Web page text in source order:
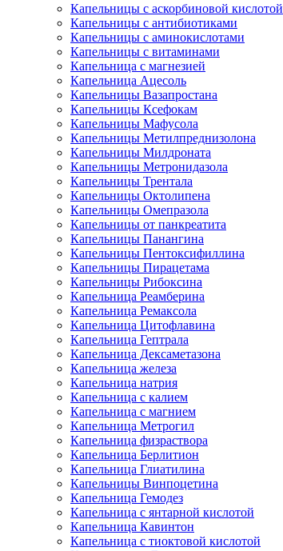
Капельницы с аскорбиновой кислотой
Капельницы с антибиотиками
Капельницы с аминокислотами
Капельницы с витаминами
Капельница с магнезией
Капельница Ацесоль
Капельницы Вазапростана
Капельницы Ксефокам
Капельницы Мафусола
Капельницы Метилпреднизолона
Капельницы Милдроната
Капельницы Метронидазола
Капельницы Трентала
Капельницы Октолипена
Капельницы Омепразола
Капельницы от панкреатита
Капельницы Панангина
Капельницы Пентоксифиллина
Капельницы Пирацетама
Капельницы Рибоксина
Капельница Реамберина
Капельница Ремаксола
Капельница Цитофлавина
Капельница Гептрала
Капельница Дексаметазона
Капельница железа
Капельница натрия
Капельница с калием
Капельница с магнием
Капельница Метрогил
Капельница физраствора
Капельница Берлитион
Капельница Глиатилина
Капельницы Винпоцетина
Капельница Гемодез
Капельница с янтарной кислотой
Капельница Кавинтон
Капельница с тиоктовой кислотой